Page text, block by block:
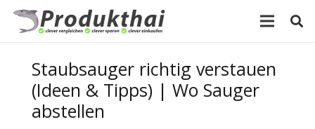
Staubsauger richtig verstauen
(Ideen & Tipps) | Wo Sauger
abstellen